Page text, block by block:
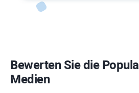
Bewerten Sie die
Medien